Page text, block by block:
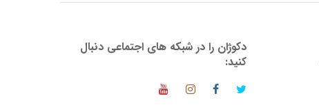
دکوژان را در شبکه های اجتماعی دنبال
کنید: